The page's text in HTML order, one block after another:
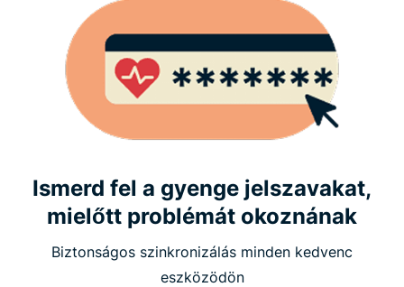
Ismerd fel a gyenge jelszavakat,
mielőtt problémát okoznának
Biztonságos szinkronizálás minden kedvenc
eszközödön